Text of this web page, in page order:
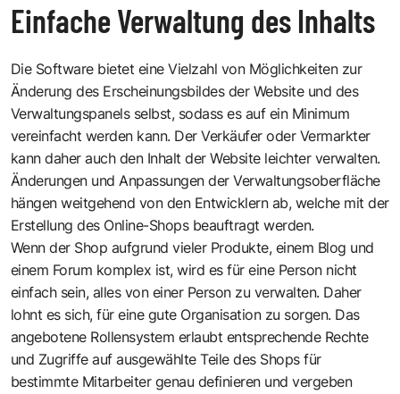
Einfache Verwaltung des Inhalts
Die Software bietet eine Vielzahl von Möglichkeiten zur
Änderung des Erscheinungsbildes der Website und des
Verwaltungspanels selbst, sodass es auf ein Minimum
vereinfacht werden kann. Der Verkäufer oder Vermarkter
kann daher auch den Inhalt der Website leichter verwalten.
Änderungen und Anpassungen der Verwaltungsoberfläche
hängen weitgehend von den Entwicklern ab, welche mit der
Erstellung des Online-Shops beauftragt werden.
Wenn der Shop aufgrund vieler Produkte, einem Blog und
einem Forum komplex ist, wird es für eine Person nicht
einfach sein, alles von einer Person zu verwalten. Daher
lohnt es sich, für eine gute Organisation zu sorgen. Das
angebotene Rollensystem erlaubt entsprechende Rechte
und Zugriffe auf ausgewählte Teile des Shops für
bestimmte Mitarbeiter genau definieren und vergeben